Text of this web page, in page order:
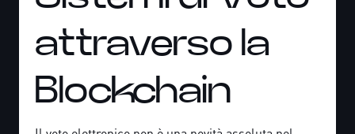
attraverso la
Blockchain